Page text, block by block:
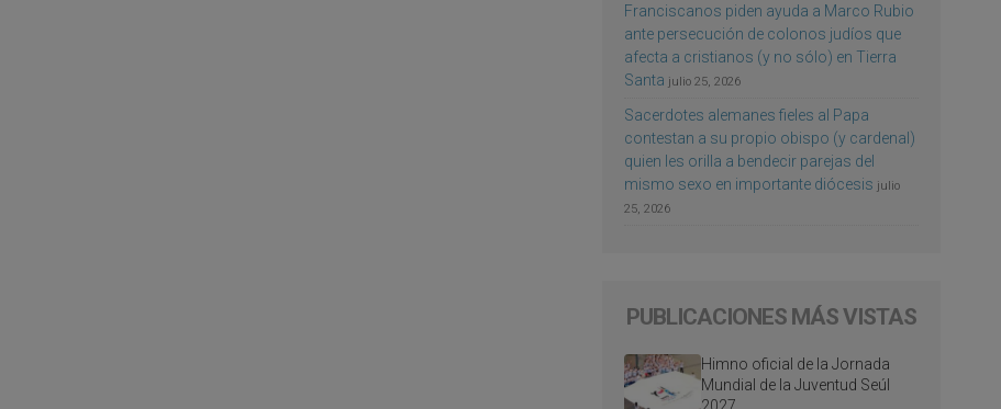
Franciscanos piden ayuda a Marco Rubio
ante persecución de colonos judíos que
afecta a cristianos (y no sólo) en Tierra
Santa julio 25, 2026
Sacerdotes alemanes fieles al Papa
contestan a su propio obispo (y cardenal)
quien les orilla a bendecir parejas del
mismo sexo en importante diócesis julio
25, 2026
PUBLICACIONES MÁS VISTAS
Himno oficial de la Jornada
Mundial de la Juventud Seúl